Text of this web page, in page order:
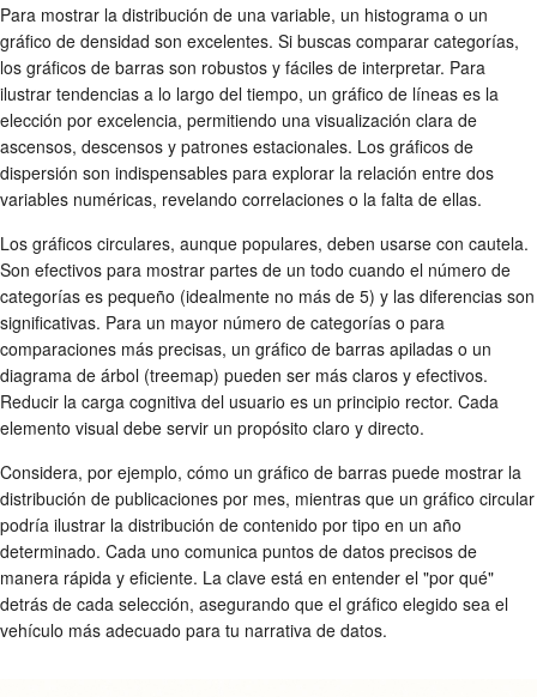
Para mostrar la distribución de una variable, un histograma o un
gráfico de densidad son excelentes. Si buscas comparar categorías,
los gráficos de barras son robustos y fáciles de interpretar. Para
ilustrar tendencias a lo largo del tiempo, un gráfico de líneas es la
elección por excelencia, permitiendo una visualización clara de
ascensos, descensos y patrones estacionales. Los gráficos de
dispersión son indispensables para explorar la relación entre dos
variables numéricas, revelando correlaciones o la falta de ellas.
Los gráficos circulares, aunque populares, deben usarse con cautela.
Son efectivos para mostrar partes de un todo cuando el número de
categorías es pequeño (idealmente no más de 5) y las diferencias son
significativas. Para un mayor número de categorías o para
comparaciones más precisas, un gráfico de barras apiladas o un
diagrama de árbol (treemap) pueden ser más claros y efectivos.
Reducir la carga cognitiva del usuario es un principio rector. Cada
elemento visual debe servir un propósito claro y directo.
Considera, por ejemplo, cómo un gráfico de barras puede mostrar la
distribución de publicaciones por mes, mientras que un gráfico circular
podría ilustrar la distribución de contenido por tipo en un año
determinado. Cada uno comunica puntos de datos precisos de
manera rápida y eficiente. La clave está en entender el "por qué"
detrás de cada selección, asegurando que el gráfico elegido sea el
vehículo más adecuado para tu narrativa de datos.